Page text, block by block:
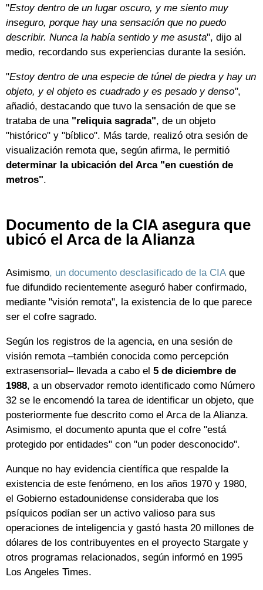
"Estoy dentro de un lugar oscuro, y me siento muy
inseguro, porque hay una sensación que no puedo
describir. Nunca la había sentido y me asusta", dijo al
medio, recordando sus experiencias durante la sesión.
"Estoy dentro de una especie de túnel de piedra y hay un
objeto, y el objeto es cuadrado y es pesado y denso",
añadió, destacando que tuvo la sensación de que se
trataba de una "reliquia sagrada", de un objeto
"histórico" y "bíblico". Más tarde, realizó otra sesión de
visualización remota que, según afirma, le permitió
determinar la ubicación del Arca "en cuestión de
metros".
Documento de la CIA asegura que
ubicó el Arca de la Alianza
Asimismo, un documento desclasificado de la CIA que
fue difundido recientemente aseguró haber confirmado,
mediante "visión remota", la existencia de lo que parece
ser el cofre sagrado.
Según los registros de la agencia, en una sesión de
visión remota –también conocida como percepción
extrasensorial– llevada a cabo el 5 de diciembre de
1988, a un observador remoto identificado como Número
32 se le encomendó la tarea de identificar un objeto, que
posteriormente fue descrito como el Arca de la Alianza.
Asimismo, el documento apunta que el cofre "está
protegido por entidades" con "un poder desconocido".
Aunque no hay evidencia científica que respalde la
existencia de este fenómeno, en los años 1970 y 1980,
el Gobierno estadounidense consideraba que los
psíquicos podían ser un activo valioso para sus
operaciones de inteligencia y gastó hasta 20 millones de
dólares de los contribuyentes en el proyecto Stargate y
otros programas relacionados, según informó en 1995
Los Angeles Times.